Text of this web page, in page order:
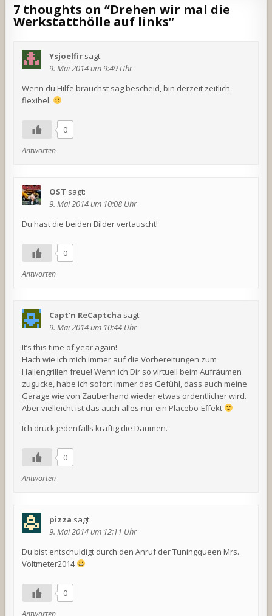
7 thoughts on “Drehen wir mal die
Werkstatthölle auf links”
Ysjoelfir sagt:
9. Mai 2014 um 9:49 Uhr
Wenn du Hilfe brauchst sag bescheid, bin derzeit zeitlich
flexibel.
0
Antworten
OST sagt:
9. Mai 2014 um 10:08 Uhr
Du hast die beiden Bilder vertauscht!
0
Antworten
Capt'n ReCaptcha sagt:
9. Mai 2014 um 10:44 Uhr
It’s this time of year again!
Hach wie ich mich immer auf die Vorbereitungen zum
Hallengrillen freue! Wenn ich Dir so virtuell beim Aufräumen
zugucke, habe ich sofort immer das Gefühl, dass auch meine
Garage wie von Zauberhand wieder etwas ordentlicher wird.
Aber vielleicht ist das auch alles nur ein Placebo-Effekt
Ich drück jedenfalls kräftig die Daumen.
0
Antworten
pizza sagt:
9. Mai 2014 um 12:11 Uhr
Du bist entschuldigt durch den Anruf der Tuningqueen Mrs.
Voltmeter2014
0
Antworten